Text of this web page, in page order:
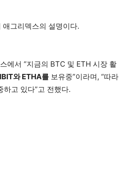
그리덱스의 설명이다.
에서 “지금의 BTC 및 ETH 시장 활
와 ETHA를 보유중”이라며, “따라
하고 있다”고 전했다.